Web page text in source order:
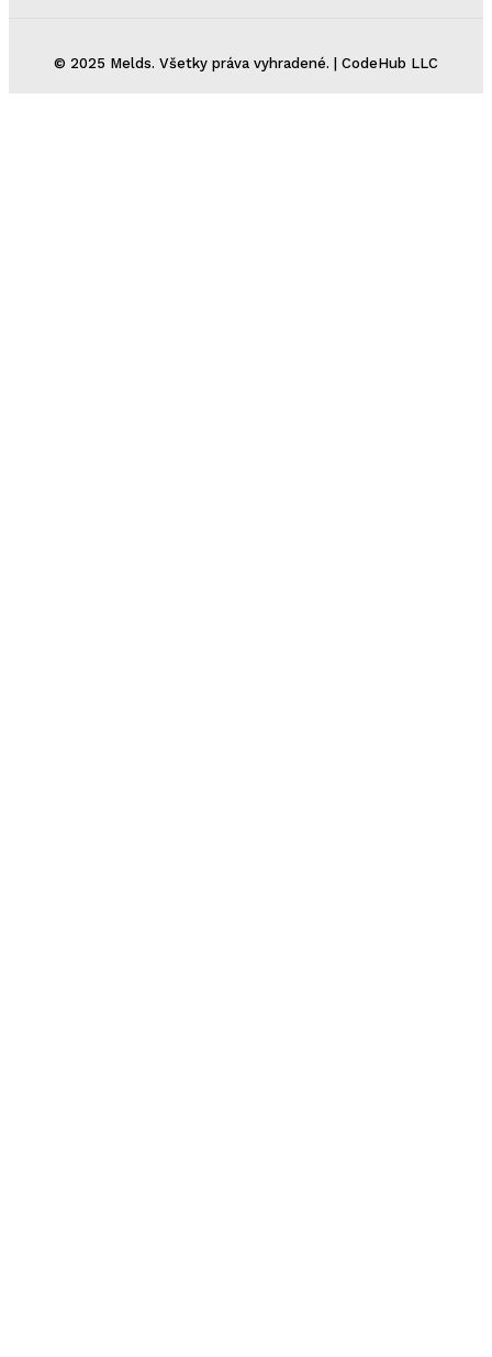
© 2025 Melds. Všetky práva vyhradené. | CodeHub LLC